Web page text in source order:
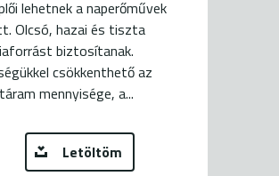
lehetnek a naperőművek
Olcsó, hazai és tiszta
biztosítanak.
csökkenthető az
mennyisége, a...
Letöltöm